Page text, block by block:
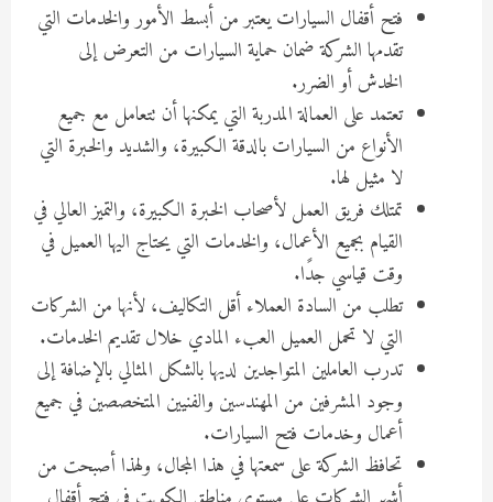
فتح أقفال السيارات يعتبر من أبسط الأمور والخدمات التي
تقدمها الشركة ضمان حماية السيارات من التعرض إلى
الخدش أو الضرر.
تعتمد على العمالة المدربة التي يمكنها أن تتعامل مع جميع
الأنواع من السيارات بالدقة الكبيرة، والشديد والخبرة التي
لا مثيل لها.
تمتلك فريق العمل لأصحاب الخبرة الكبيرة، والتميز العالي في
القيام بجميع الأعمال، والخدمات التي يحتاج اليها العميل في
وقت قياسي جدًا.
تطلب من السادة العملاء أقل التكاليف، لأنها من الشركات
التي لا تحمل العميل العبء المادي خلال تقديم الخدمات.
تدرب العاملين المتواجدين لديها بالشكل المثالي بالإضافة إلى
وجود المشرفين من المهندسين والفنيين المتخصصين في جميع
أعمال وخدمات فتح السيارات.
تحافظ الشركة على سمعتها في هذا المجال، ولهذا أصبحت من